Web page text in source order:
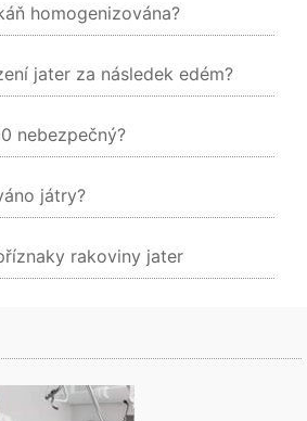
homogenizována?
jater za následek edém?
nebezpečný?
játry?
rakoviny jater